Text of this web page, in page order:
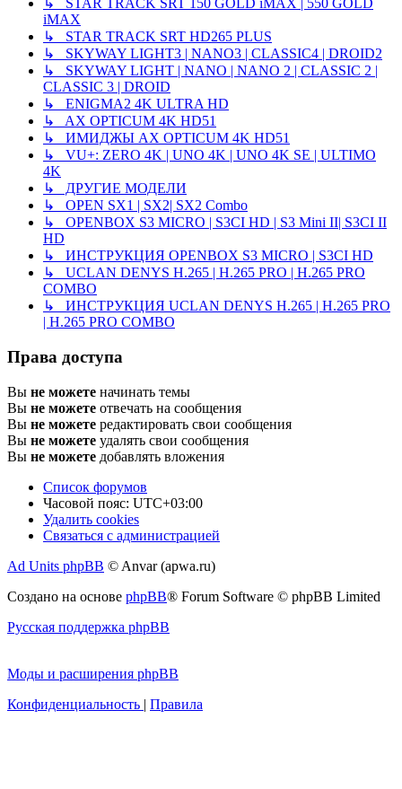
↳ STAR TRACK SRT 150 GOLD iMAX | 550 GOLD
iMAX
↳ STAR TRACK SRT HD265 PLUS
↳ SKYWAY LIGHT3 | NANO3 | CLASSIC4 | DROID2
↳ SKYWAY LIGHT | NANO | NANO 2 | CLASSIC 2 |
CLASSIC 3 | DROID
↳ ENIGMA2 4K ULTRA HD
↳ AX OPTICUM 4K HD51
↳ ИМИДЖЫ AX OPTICUM 4K HD51
↳ VU+: ZERO 4K | UNO 4K | UNO 4K SE | ULTIMO
4K
↳ ДРУГИЕ МОДЕЛИ
↳ OPEN SX1 | SX2| SX2 Combo
↳ OPENBOX S3 MICRO | S3CI HD | S3 Mini II| S3CI II
HD
↳ ИНСТРУКЦИЯ OPENBOX S3 MICRO | S3CI HD
↳ UCLAN DENYS H.265 | H.265 PRO | H.265 PRO
COMBO
↳ ИНСТРУКЦИЯ UCLAN DENYS H.265 | H.265 PRO
| H.265 PRO COMBO
Права доступа
Вы не можете начинать темы
Вы не можете отвечать на сообщения
Вы не можете редактировать свои сообщения
Вы не можете удалять свои сообщения
Вы не можете добавлять вложения
Список форумов
Часовой пояс: UTC+03:00
Удалить cookies
Связаться с администрацией
Ad Units phpBB © Anvar (apwa.ru)
Создано на основе phpBB® Forum Software © phpBB Limited
Русская поддержка phpBB
Моды и расширения phpBB
Конфиденциальность | Правила